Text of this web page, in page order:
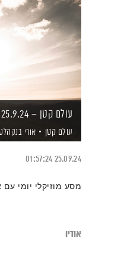
עולם קטן – 25.9.24
עולם קטן אורי
25.09.24
01:57:24
מסע מוזיקלי יומי
אודיו